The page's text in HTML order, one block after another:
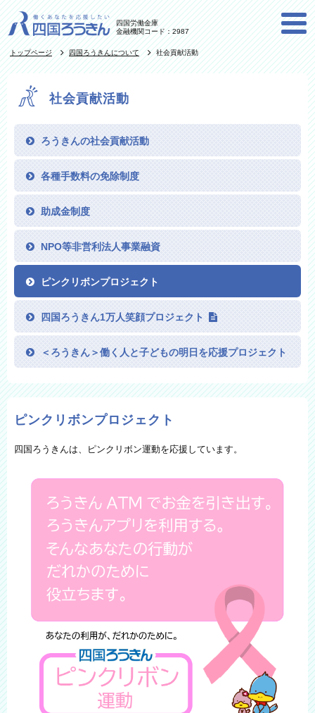
四国労働金庫
金融機関コード：2987
トップページ 四国ろうきんについて 社会貢献活動
社会貢献活動
ろうきんの社会貢献活動
各種手数料の免除制度
助成金制度
NPO等非営利法人事業融資
ピンクリボンプロジェクト
四国ろうきん1万人笑顔プロジェクト
＜ろうきん＞働く人と子どもの明日を応援プロジェクト
ピンクリボンプロジェクト
四国ろうきんは、ピンクリボン運動を応援しています。